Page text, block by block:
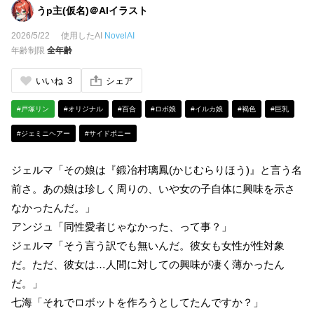
うp主(仮名)＠AIイラスト
2026/5/22 使用したAI NovelAI
年齢制限 全年齢
いいね 3 シェア
#戸塚リン #オリジナル #百合 #ロボ娘 #イルカ娘 #褐色 #巨乳
#ジェミニヘアー #サイドポニー
ジェルマ「その娘は『鍛冶村璃鳳(かじむらりほう)』と言う名
前さ。あの娘は珍しく周りの、いや女の子自体に興味を示さ
なかったんだ。」
アンジュ「同性愛者じゃなかった、って事？」
ジェルマ「そう言う訳でも無いんだ。彼女も女性が性対象
だ。ただ、彼女は…人間に対しての興味が凄く薄かったん
だ。」
七海「それでロボットを作ろうとしてたんですか？」